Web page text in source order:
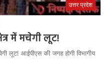
उत्तर प्रदेश
में मचेगी लूट!
लूट! आईपीएस की जगह होगी विभागीय